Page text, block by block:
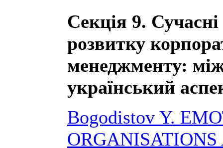
Секція 9. Сучасні
розвитку
менеджменту:
український
Bogodistov Y.
ORGANISATIONS